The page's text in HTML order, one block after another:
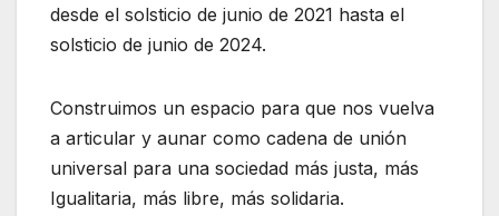
desde el solsticio de junio de 2021 hasta el
solsticio de junio de 2024.
Construimos un espacio para que nos vuelva
a articular y aunar como cadena de unión
universal para una sociedad más justa, más
Igualitaria, más libre, más solidaria.